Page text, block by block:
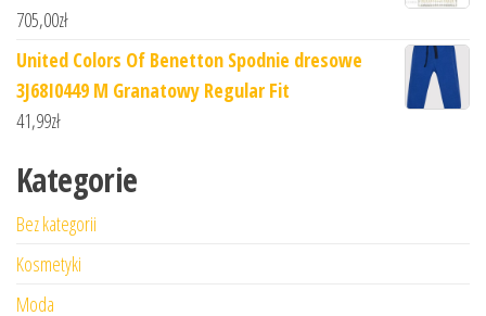
705,00zł
United Colors Of Benetton Spodnie dresowe
3J68I0449 M Granatowy Regular Fit
41,99zł
Kategorie
Bez kategorii
Kosmetyki
Moda